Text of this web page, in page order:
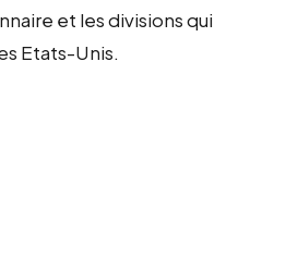
et les divisions qui
Etats-Unis.